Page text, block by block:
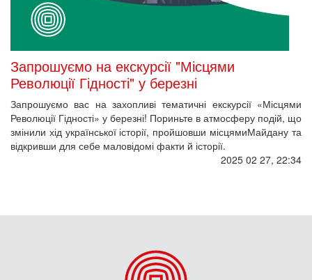
Запрошуємо на екскурсії "Місцями
Революції Гідності" у березні
Запрошуємо вас на захопливі тематичні екскурсії «Місцями
Революції Гідності» у березні! Пориньте в атмосферу подій, що
змінили хід української історії, пройшовши місцямиМайдану та
відкривши для себе маловідомі факти й історії.
2025 02 27, 22:34